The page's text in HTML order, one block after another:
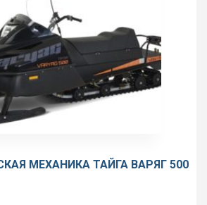
товара.
МЕХАНИКА ТАЙГА ВАРЯГ 500